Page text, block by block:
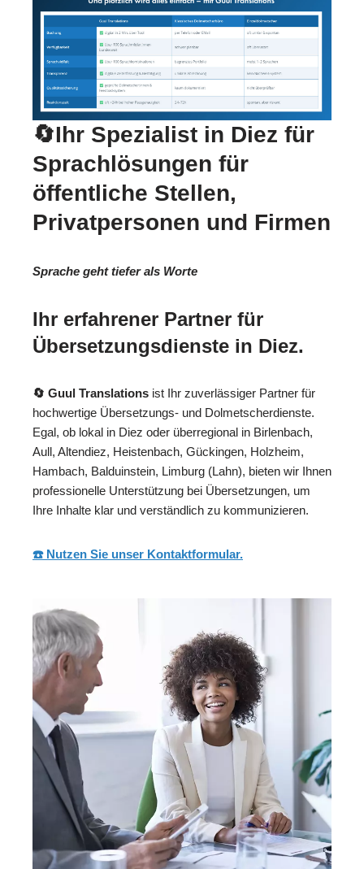
🔄Ihr Spezialist in Diez für
Sprachlösungen für
öffentliche Stellen,
Privatpersonen und Firmen
Sprache geht tiefer als Worte
Ihr erfahrener Partner für
Übersetzungsdienste in Diez.
🔄 Guul Translations ist Ihr zuverlässiger Partner für
hochwertige Übersetzungs- und Dolmetscherdienste.
Egal, ob lokal in Diez oder überregional in Birlenbach,
Aull, Altendiez, Heistenbach, Gückingen, Holzheim,
Hambach, Balduinstein, Limburg (Lahn), bieten wir Ihnen
professionelle Unterstützung bei Übersetzungen, um
Ihre Inhalte klar und verständlich zu kommunizieren.
☎️ Nutzen Sie unser Kontaktformular.